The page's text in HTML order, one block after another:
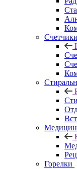
Счетчики
Горелки